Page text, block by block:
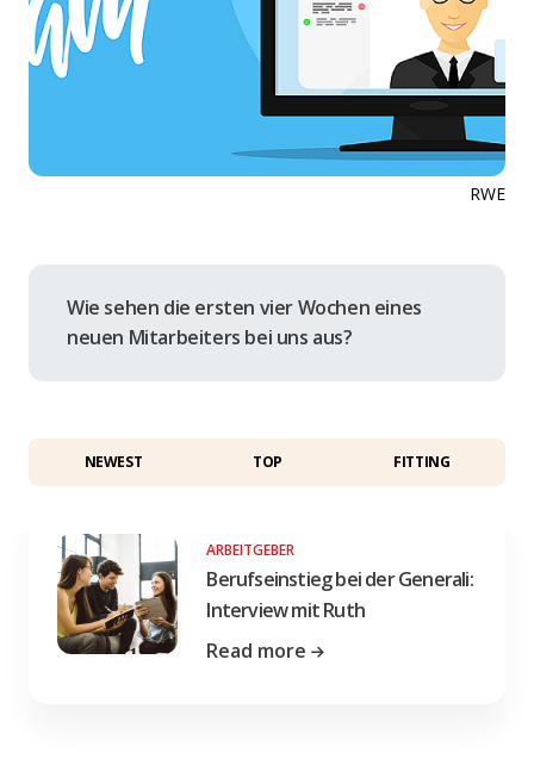
RWE
Wie sehen die ersten vier Wochen eines
neuen Mitarbeiters bei uns aus?
NEWEST TOP FITTING
ARBEITGEBER
Berufseinstieg bei der Generali:
Interview mit Ruth
Read more